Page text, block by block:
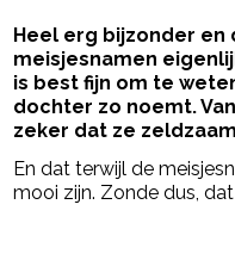
Heel erg bijzonder en
meisjesnamen
is best fijn om te
dochter zo noemt.
zeker dat ze
En dat terwijl de
mooi zijn. Zonde dus,